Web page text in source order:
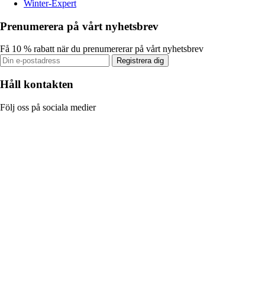
Winter-Expert
Prenumerera på vårt nyhetsbrev
Få 10 % rabatt när du prenumererar på vårt nyhetsbrev
Registrera dig
Håll kontakten
Följ oss på sociala medier